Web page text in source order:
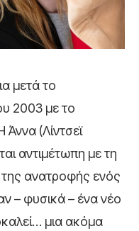
μετά το
2003 με το
(Λίντσεϊ
αντιμέτωπη με τη
της ανατροφής ενός
– φυσικά – ένα νέο
μια ακόμα